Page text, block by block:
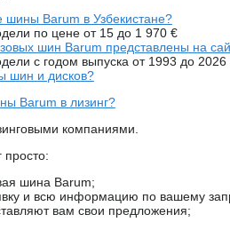
шины Barum в Узбекистане?
по цене от 15 до 1 970 €
шин Barum представлены на
с годом выпуска от 1993 до 2026
шин и дисков?
Barum в лизинг?
компаниями.
просто:
шина Barum;
и всю информацию по вашему
вам свои предложения;